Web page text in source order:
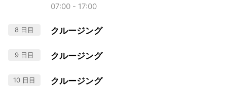
07:00 - 17:00
8 日目 クルージング
9 日目 クルージング
10 日目 クルージング